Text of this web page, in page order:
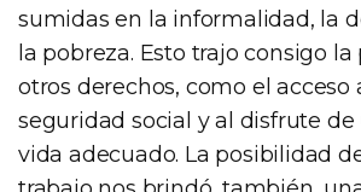
sumidas en la informalidad, la
la pobreza. Esto trajo consigo
otros derechos, como el acceso
seguridad social y al disfrute
vida adecuado. La posibilidad